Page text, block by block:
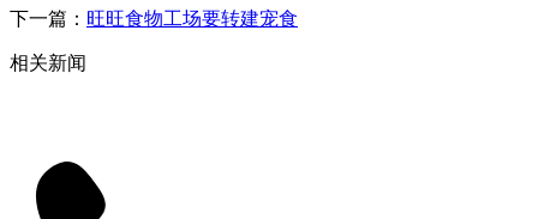
下一篇： 旺旺食物工场要转建宠食
相关新闻